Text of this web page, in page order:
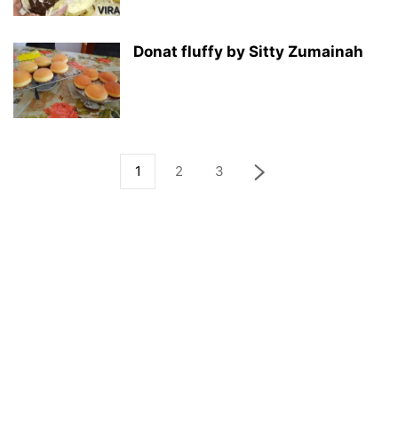
Donat fluffy by Sitty Zumainah
1 2 3